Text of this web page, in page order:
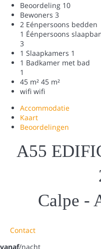
Beoordeling 10
Bewoners 3
2 Eénpersoons bedden
1 Éénpersoons
3
1 Slaapkamers 1
1 Badkamer met bad
1
45 m² 45 m²
wifi wifi
Accommodatie
Kaart
Beoordelingen
A55
Calpe -
Contact
vanaf/nacht